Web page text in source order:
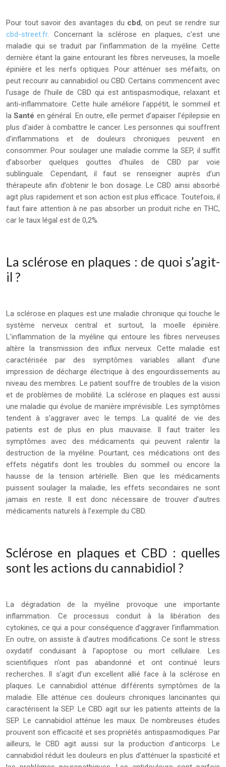
Pour tout savoir des avantages du cbd, on peut se rendre sur
cbd-street.fr. Concernant la sclérose en plaques, c’est une
maladie qui se traduit par l’inflammation de la myéline. Cette
dernière étant la gaine entourant les fibres nerveuses, la moelle
épinière et les nerfs optiques. Pour atténuer ses méfaits, on
peut recourir au cannabidiol ou CBD. Certains commencent avec
l’usage de l’huile de CBD qui est antispasmodique, relaxant et
anti-inflammatoire. Cette huile améliore l’appétit, le sommeil et
laSanté en général. En outre, elle permet d’apaiser l’épilepsie en
plus d’aider à combattre le cancer. Les personnes qui souffrent
d’inflammations et de douleurs chroniques peuvent en
consommer. Pour soulager une maladie comme la SEP, il suffit
d’absorber quelques gouttes d’huiles de CBD par voie
sublinguale. Cependant, il faut se renseigner auprès d’un
thérapeute afin d’obtenir le bon dosage. Le CBD ainsi absorbé
agit plus rapidement et son action est plus efficace. Toutefois, il
faut faire attention à ne pas absorber un produit riche en THC,
car le taux légal est de 0,2%.
La sclérose en plaques : de quoi s’agit-
il ?
La sclérose en plaques est une maladie chronique qui touche le
système nerveux central et surtout, la moelle épinière.
L’inflammation de la myéline qui entoure les fibres nerveuses
altère la transmission des influx nerveux. Cette maladie est
caractérisée par des symptômes variables allant d’une
impression de décharge électrique à des engourdissements au
niveau des membres. Le patient souffre de troubles de la vision
et de problèmes de mobilité. La sclérose en plaques est aussi
une maladie qui évolue de manière imprévisible. Les symptômes
tendent à s’aggraver avec le temps. La qualité de vie des
patients est de plus en plus mauvaise. Il faut traiter les
symptômes avec des médicaments qui peuvent ralentir la
destruction de la myéline. Pourtant, ces médications ont des
effets négatifs dont les troubles du sommeil ou encore la
hausse de la tension artérielle. Bien que les médicaments
puissent soulager la maladie, les effets secondaires ne sont
jamais en reste. Il est donc nécessaire de trouver d’autres
médicaments naturels à l’exemple du CBD.
Sclérose en plaques et CBD : quelles
sont les actions du cannabidiol ?
La dégradation de la myéline provoque une importante
inflammation. Ce processus conduit à la libération des
cytokines, ce qui a pour conséquence d’aggraver l’inflammation.
En outre, on assiste à d’autres modifications. Ce sont le stress
oxydatif conduisant à l’apoptose ou mort cellulaire. Les
scientifiques n’ont pas abandonné et ont continué leurs
recherches. Il s’agit d’un excellent allié face à la sclérose en
plaques. Le cannabidiol atténue différents symptômes de la
maladie. Elle atténue ces douleurs chroniques lancinantes qui
caractérisent la SEP. Le CBD agit sur les patients atteints de la
SEP. Le cannabidiol atténue les maux. De nombreuses études
prouvent son efficacité et ses propriétés antispasmodiques. Par
ailleurs, le CBD agit aussi sur la production d’anticorps. Le
cannabidiol réduit les douleurs en plus d’atténuer la spasticité et